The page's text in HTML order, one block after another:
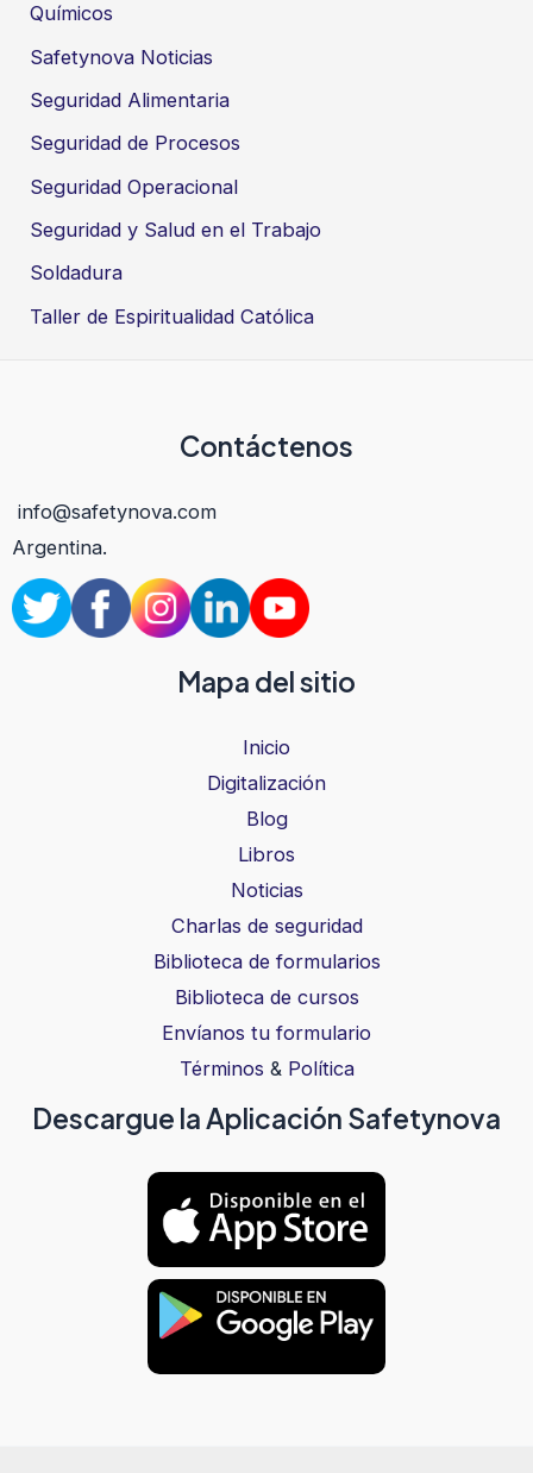
Químicos
Safetynova Noticias
Seguridad Alimentaria
Seguridad de Procesos
Seguridad Operacional
Seguridad y Salud en el Trabajo
Soldadura
Taller de Espiritualidad Católica
Contáctenos
info@safetynova.com
Argentina.
Mapa del sitio
Inicio
Digitalización
Blog
Libros
Noticias
Charlas de seguridad
Biblioteca de formularios
Biblioteca de cursos
Envíanos tu formulario
Términos & Política
Descargue la Aplicación Safetynova